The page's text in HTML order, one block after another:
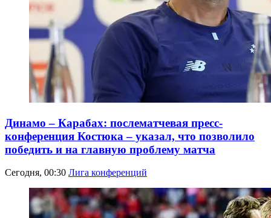
Динамо – Карабах: послематчевая пресс-
конференция Костюка – указал, что позволило
победить и на главную проблему матча
Сегодня, 00:30 Лига конференций